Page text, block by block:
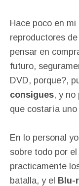
Hace poco en
reproductores
pensar en
futuro,
DVD, porque?,
consigues, y no
que costaría
En lo personal
sobre todo por
practicamente
batalla, y el Blu-